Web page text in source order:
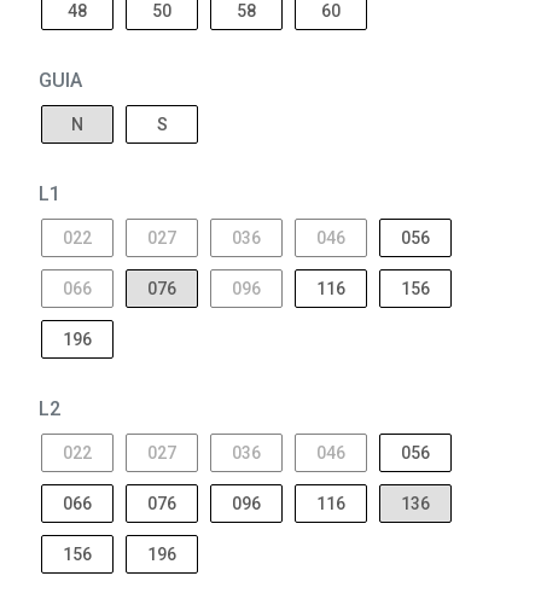
48 50 58 60
GUIA
N S
L1
022 027 036 046 056
066 076 096 116 156
196
L2
022 027 036 046 056
066 076 096 116 136
156 196